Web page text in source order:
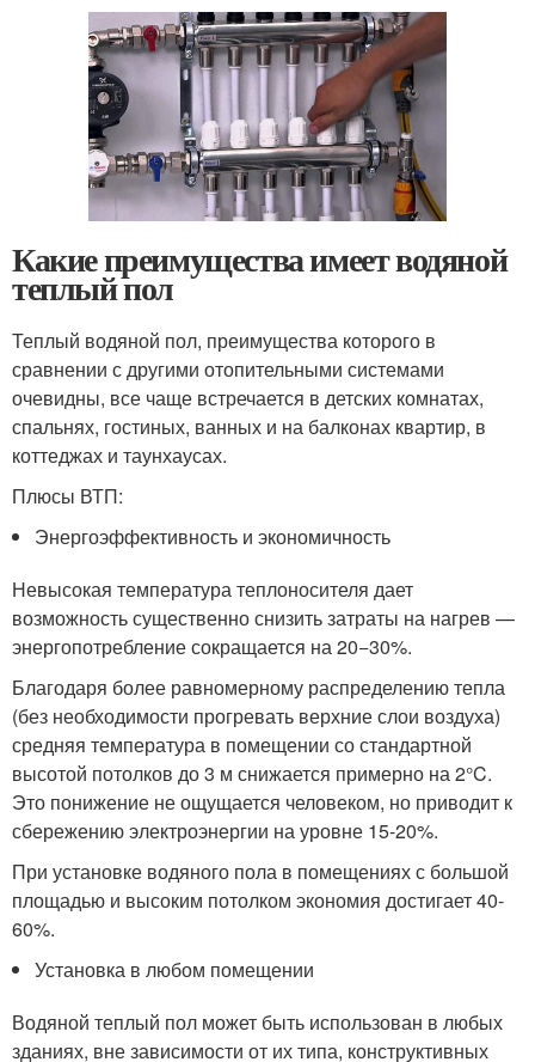
Какие преимущества имеет водяной
теплый пол
Теплый водяной пол, преимущества которого в
сравнении с другими отопительными системами
очевидны, все чаще встречается в детских комнатах,
спальнях, гостиных, ванных и на балконах квартир, в
коттеджах и таунхаусах.
Плюсы ВТП:
Энергоэффективность и экономичность
Невысокая температура теплоносителя дает
возможность существенно снизить затраты на нагрев —
энергопотребление сокращается на 20−30%.
Благодаря более равномерному распределению тепла
(без необходимости прогревать верхние слои воздуха)
средняя температура в помещении со стандартной
высотой потолков до 3 м снижается примерно на 2°C.
Это понижение не ощущается человеком, но приводит к
сбережению электроэнергии на уровне 15-20%.
При установке водяного пола в помещениях с большой
площадью и высоким потолком экономия достигает 40-
60%.
Установка в любом помещении
Водяной теплый пол может быть использован в любых
зданиях, вне зависимости от их типа, конструктивных